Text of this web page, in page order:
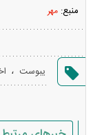
منبع: مهر
یبوست ،